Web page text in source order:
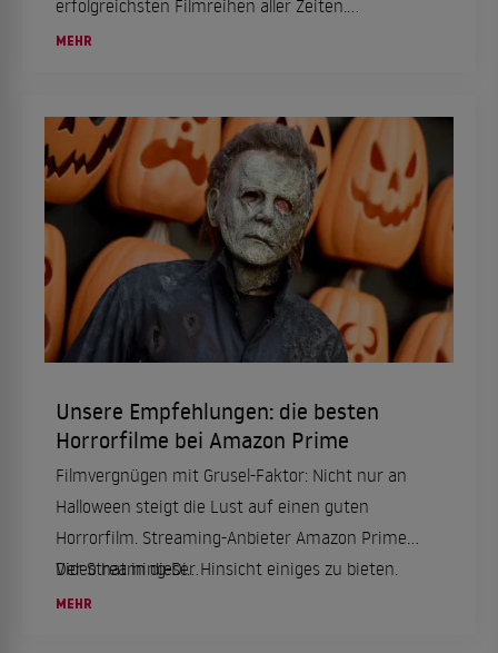
erfolgreichsten Filmreihen aller Zeiten.
Überschattet wurde das Franchise durch den
MEHR
Unsere Empfehlungen: die besten
Horrorfilme bei Amazon Prime
Filmvergnügen mit Grusel-Faktor: Nicht nur an
Halloween steigt die Lust auf einen guten
Horrorfilm. Streaming-Anbieter Amazon Prime
Video hat in dieser Hinsicht einiges zu bieten.
Hier die Tipps aus unserer Redaktion.
Der Streaming-Di...
MEHR